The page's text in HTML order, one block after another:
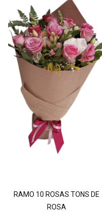
RAMO 10 ROSAS TONS DE
ROSA